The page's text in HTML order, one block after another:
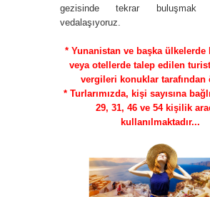
gezisinde tekrar
vedalaşıyoruz.
* Yunanistan ve başka ülkelerde
veya otellerde talep edilen
vergileri konuklar tarafından
* Turlarımızda, kişi sayısına
29, 31, 46 ve 54 kişilik
kullanılmaktadır...